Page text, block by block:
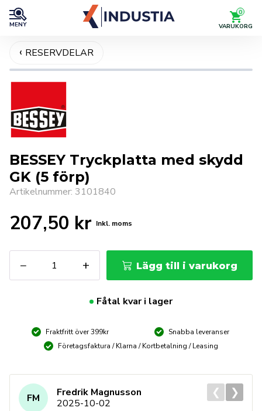
MENY
0
VARUKORG
RESERVDELAR
BESSEY Tryckplatta med skydd
GK (5 förp)
Artikelnummer: 3101840
207,50 kr Inkl. moms
−
Tryckplatta
med
förp)
+ Lägg till i varukorg
Fåtal kvar i lager
Fraktfritt över 399kr
Snabba leveranser
Företagsfaktura / Klarna / Kortbetalning / Leasing
FM
Fredrik Magnusson
2025-10-02
❮ ❯